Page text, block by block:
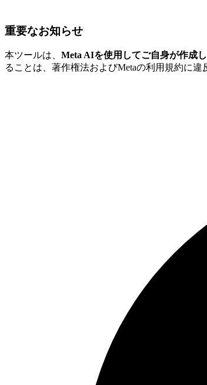
重要なお知らせ
本ツールは、 Meta AIを使用してご自身が作成
ることは、著作権法およびMetaの利用規約に違